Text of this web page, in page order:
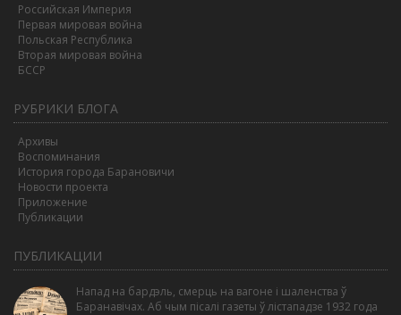
Российская Империя
Первая мировая война
Польская Республика
Вторая мировая война
БССР
РУБРИКИ БЛОГА
Архивы
Воспоминания
История города Барановичи
Новости проекта
Приложение
Публикации
ПУБЛИКАЦИИ
Напад на бардэль, смерць на вагоне і шаленства ў
Баранавічах. Аб чым пісалі газеты ў лістападзе 1932 года